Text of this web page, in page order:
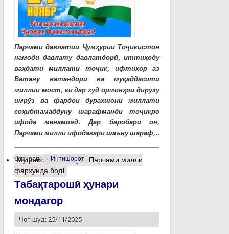
Парчами давлатии Ҷумҳурии Тоҷикистон
намоди давлату давлатдорӣ, иттиҳоду
ваҳдати миллати тоҷик, ифтихор аз
Ватану ватандорӣ ва муқаддасоти
миллии мост, ки дар худ ормонҳои дирӯзу
имрӯз ва фардои дурахшони миллати
соҳибтамаддуну шарафманди тоҷикро
ифода менамояд. Дар баробари он,
Парчами миллӣ ифодагари шаъну шараф,..
барчасп: Интишорот
Муфассалтаро Рӯзи Парчами миллӣ
фархунда бод!
Табақтарошӣ ҳунари
мондагор
Чоп шуд: 25/11/2025